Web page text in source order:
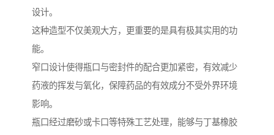
设计。
这种造型不仅美观大方，更重要的是具有极其实用的功
能。
窄口设计使得瓶口与密封件的配合更加紧密，有效减少
药液的挥发与氧化，保障药品的有效成分不受外界环境
影响。
瓶口经过磨砂或卡口等特殊工艺处理，能够与丁基橡胶